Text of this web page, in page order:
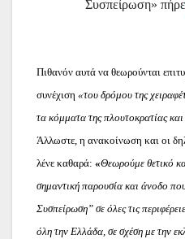
Συσπείρωση» πήρε
Πιθανόν αυτά να θεωρούνται
συνέχιση «του δρόμου της
τα κόμματα της πλουτοκρατίας
Άλλωστε, η ανακοίνωση και οι
λένε καθαρά: «Θεωρούμε θετικό
σημαντική παρουσία και άνοδο
Συσπείρωση” σε όλες τις
όλη την Ελλάδα, σε σχέση με την